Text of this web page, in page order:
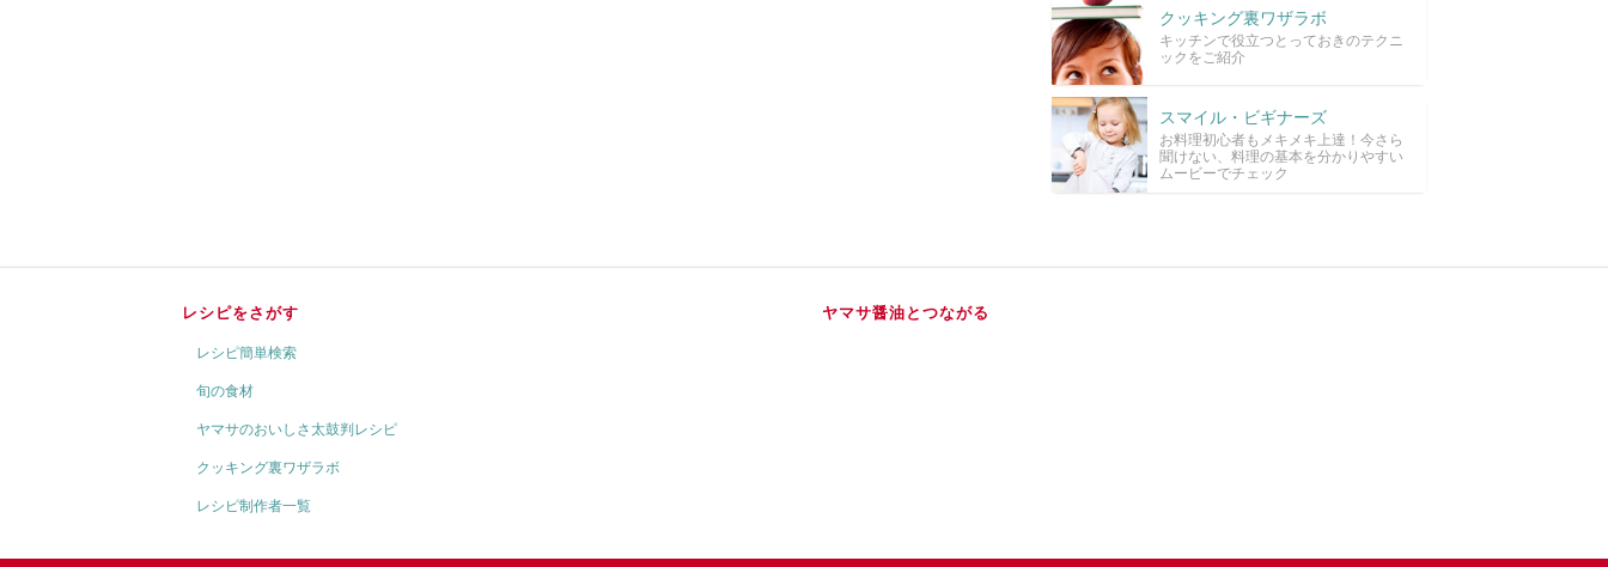
クッキング裏ワザラボ
キッチンで役立つとっておきのテクニ
ックをご紹介
スマイル・ビギナーズ
お料理初心者もメキメキ上達！今さら
聞けない、料理の基本を分かりやすい
ムービーでチェック
レシピをさがす
レシピ簡単検索
旬の食材
ヤマサのおいしさ太鼓判レシピ
クッキング裏ワザラボ
レシピ制作者一覧
ヤマサ醤油とつながる